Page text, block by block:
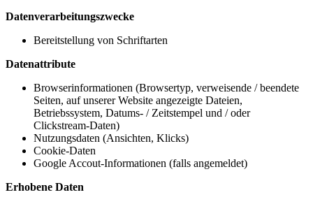
Datenverarbeitungszwecke
Bereitstellung von Schriftarten
Datenattribute
Browserinformationen (Browsertyp, verweisende / beendete
Seiten, auf unserer Website angezeigte Dateien,
Betriebssystem, Datums- / Zeitstempel und / oder
Clickstream-Daten)
Nutzungsdaten (Ansichten, Klicks)
Cookie-Daten
Google Accout-Informationen (falls angemeldet)
Erhobene Daten